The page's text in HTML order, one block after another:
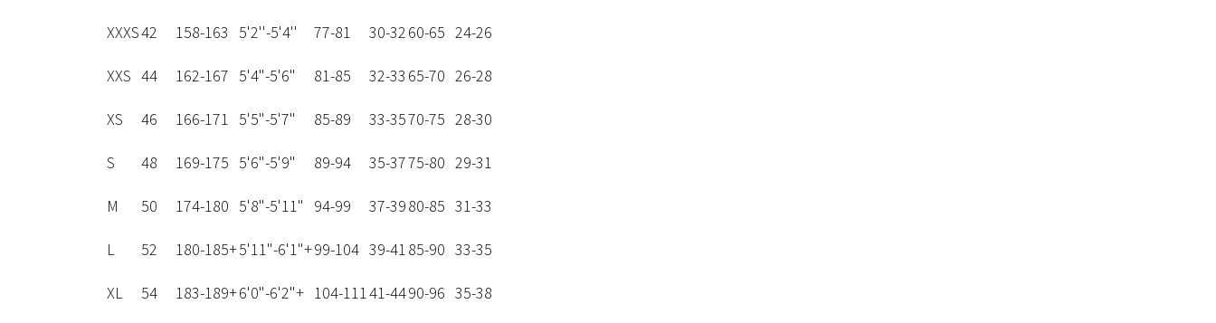
XXXS42 158-163 5'2''-5'4'' 77-81 30-3260-65 24-26
XXS 44 162-167 5'4"-5'6" 81-85 32-33 65-70 26-28
XS 46 166-171 5'5"-5'7" 85-89 33-3570-75 28-30
S 48 169-175 5'6"-5'9" 89-94 35-3775-80 29-31
M 50 174-180 5'8"-5'11" 94-99 37-3980-85 31-33
L 52 180-185+5'11"-6'1"+99-104 39-4185-90 33-35
XL 54 183-189+6'0"-6'2"+ 104-11141-4490-96 35-38